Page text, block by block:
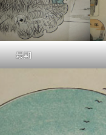
最期